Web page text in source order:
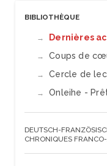
BIBLIOTHÈQUE
Dernières
Coups de
Cercle de
Onleihe -
DEUTSCH-
CHRONIQUES